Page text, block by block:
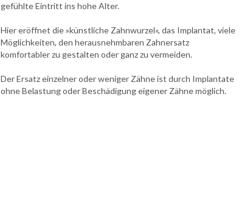
gefühlte Eintritt ins hohe Alter.
Hier eröffnet die »künstliche Zahnwurzel«, das Implantat, viele
Möglichkeiten, den herausnehmbaren Zahnersatz
komfortabler zu gestalten oder ganz zu vermeiden.
Der Ersatz einzelner oder weniger Zähne ist durch Implantate
ohne Belastung oder Beschädigung eigener Zähne möglich.